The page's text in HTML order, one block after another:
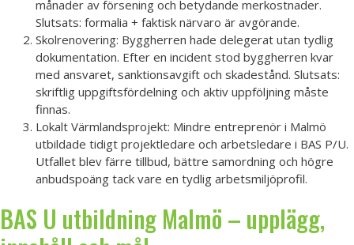
månader av försening och betydande merkostnader.
Slutsats: formalia + faktisk närvaro är avgörande.
Skolrenovering: Byggherren hade delegerat utan tydlig
dokumentation. Efter en incident stod byggherren kvar
med ansvaret, sanktionsavgift och skadestånd. Slutsats:
skriftlig uppgiftsfördelning och aktiv uppföljning måste
finnas.
Lokalt Värmlandsprojekt: Mindre entreprenör i Malmö
utbildade tidigt projektledare och arbetsledare i BAS P/U.
Utfallet blev färre tillbud, bättre samordning och högre
anbudspoäng tack vare en tydlig arbetsmiljöprofil.
BAS U utbildning Malmö – upplägg,